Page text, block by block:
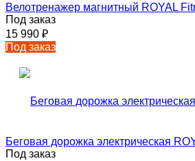
Велотренажер магнитный ROYAL
Под заказ
15 990 ₽
Под заказ
Беговая дорожка электрическая
Под заказ